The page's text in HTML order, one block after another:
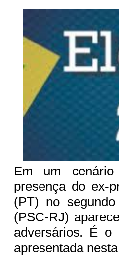
Em um
presença do ex-
(PT) no
(PSC-RJ)
adversários. É o
apresentada